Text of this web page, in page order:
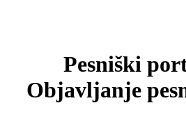
Pesniški
Objavljanje